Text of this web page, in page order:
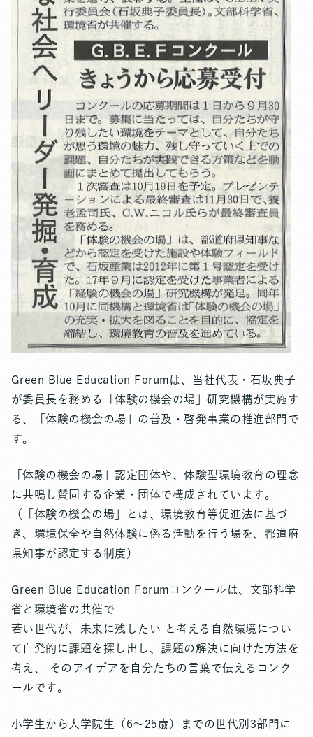
Green Blue Education Forumは、当社代表・石坂典子
が委員長を務める「体験の機会の場」研究機構が実施す
る、「体験の機会の場」の普及・啓発事業の推進部門で
す。
「体験の機会の場」認定団体や、体験型環境教育の理念
に共鳴し賛同する企業・団体で構成されています。
（「体験の機会の場」とは、環境教育等促進法に基づ
き、環境保全や自然体験に係る活動を行う場を、都道府
県知事が認定する制度）
Green Blue Education Forumコンクールは、文部科学
省と環境省の共催で
若い世代が、未来に残したい と考える自然環境につい
て自発的に課題を探し出し、課題の解決に向けた方法を
考え、 そのアイデアを自分たちの言葉で伝えるコンク
ールです。
小学生から大学院生（6～25歳）までの世代別3部門に